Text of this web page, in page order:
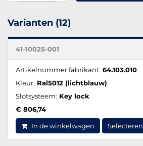
Varianten (12)
41-10025-001
Artikelnummer fabrikant: 64.103.010
Kleur: Ral5012 (lichtblauw)
Slotsysteem: Key lock
€ 806,74
In de winkelwagen Selecteren